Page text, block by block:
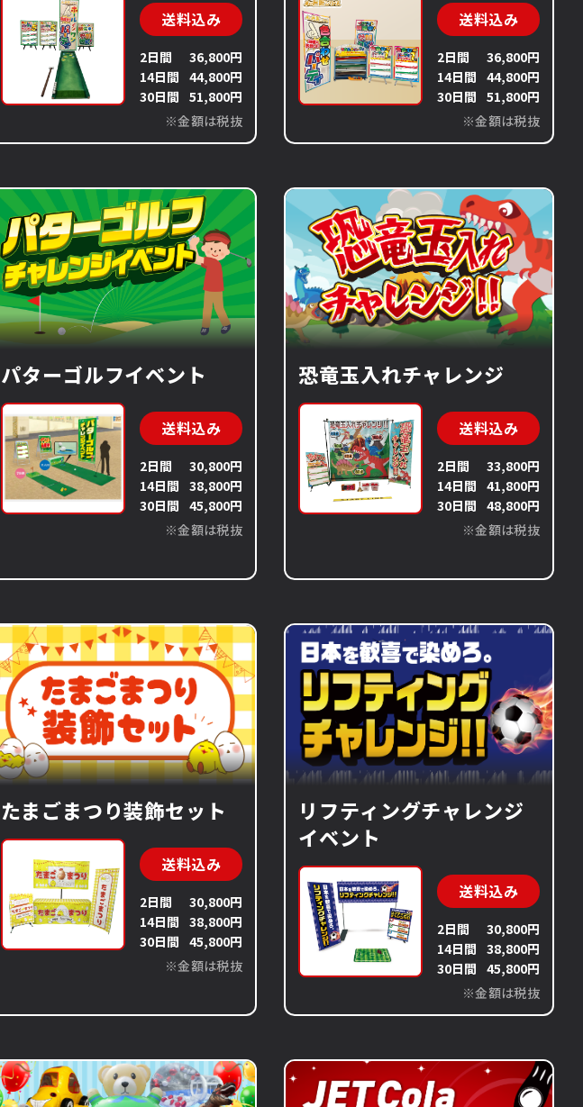
送料込み
2日間
36,800円
14日間 44,800円
30日間 51,800円
※金額は税抜
送料込み
2日間
36,800円
14日間 44,800円
30日間 51,800円
※金額は税抜
パターゴルフイベント
送料込み
2日間
30,800円
14日間 38,800円
30日間 45,800円
※金額は税抜
恐竜玉入れチャレンジ
送料込み
2日間
33,800円
14日間 41,800円
30日間 48,800円
※金額は税抜
たまごまつり装飾セット
送料込み
2日間
30,800円
14日間 38,800円
30日間 45,800円
※金額は税抜
リフティングチャレンジ
イベント
送料込み
2日間
30,800円
14日間 38,800円
30日間 45,800円
※金額は税抜